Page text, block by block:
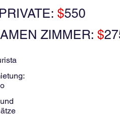
$550
ZIMMER: $